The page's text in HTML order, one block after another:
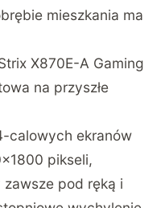
mieszkania ma
X870E-A Gaming
na przyszłe
calowych ekranów
pikseli,
pod ręką i